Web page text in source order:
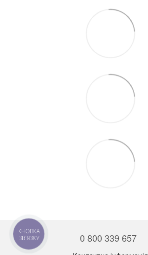
0 800 339 657
КНОПКА
ЗВ'ЯЗКУ